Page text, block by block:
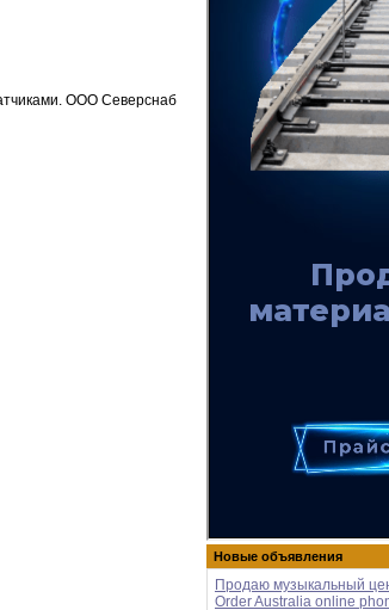
Новые объявления
Продаю музыкальный
Order Australia online
. ООО Северснаб